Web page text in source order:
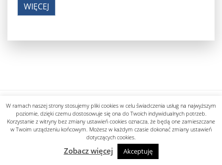
WIĘCEJ
designed by know-line.pl
W ramach naszej strony stosujemy pliki cookies w celu świadczenia usług na najwyższym
poziomie, dzięki czemu dostosowuje się ona do Twoich indywidualnych potrzeb.
Korzystanie z witryny bez zmiany ustawień cookies oznacza, że będą one zamieszczane
w Twoim urządzeniu końcowym. Możesz w każdym czasie dokonać zmiany ustawień
dotyczących cookies.
Zobacz więcej Akceptuję